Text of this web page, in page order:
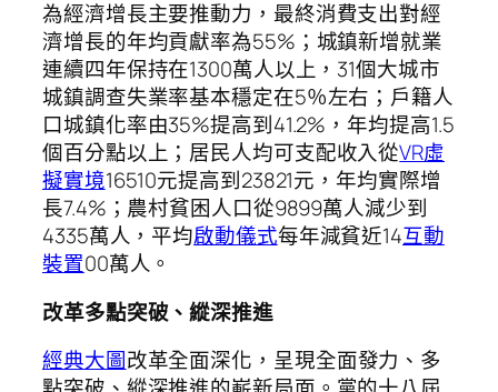
為經濟增長主要推動力，最終消費支出對經
濟增長的年均貢獻率為55%；城鎮新增就業
連續四年保持在1300萬人以上，31個大城市
城鎮調查失業率基本穩定在5％左右；戶籍人
口城鎮化率由35%提高到41.2%，年均提高1.5
個百分點以上；居民人均可支配收入從VR虛
擬實境16510元提高到23821元，年均實際增
長7.4%；農村貧困人口從9899萬人減少到
4335萬人，平均啟動儀式每年減貧近14互動
裝置00萬人。
改革多點突破、縱深推進
經典大圖改革全面深化，呈現全面發力、多